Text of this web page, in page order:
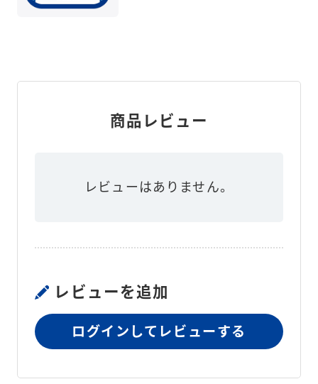
商品レビュー
レビューはありません。
レビューを追加
ログインしてレビューする